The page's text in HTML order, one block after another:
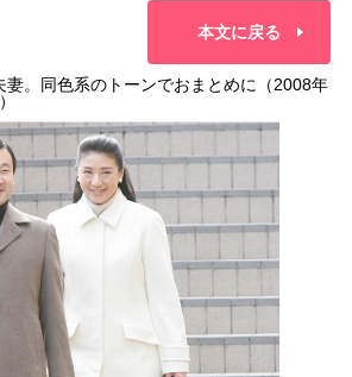
本文に戻る
妻。同色系のトーンでおまとめに（2008年